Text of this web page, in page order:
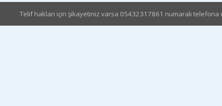
Telif hakları için şikayetiniz varsa 05432317861 numaralı telefona